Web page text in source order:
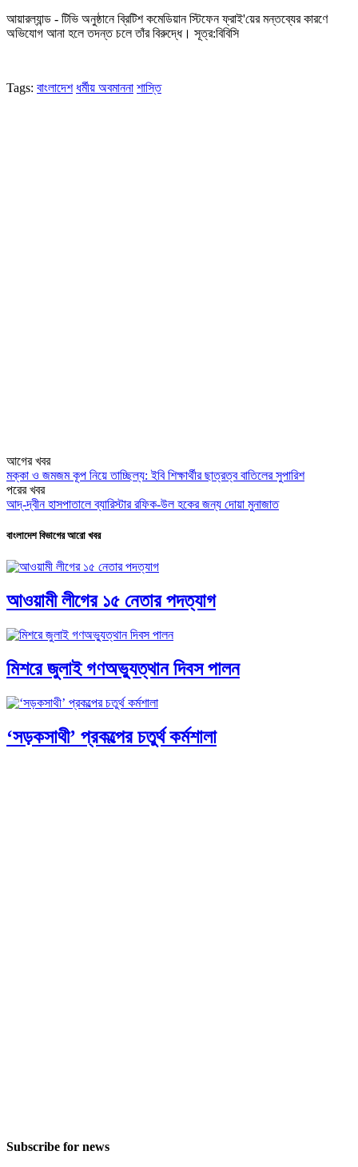
আয়ারল্যান্ড - টিভি অনুষ্ঠানে ব্রিটিশ কমেডিয়ান স্টিফেন ফ্রাই'য়ের মন্তব্যের কারণে
অভিযোগ আনা হলে তদন্ত চলে তাঁর বিরুদ্ধে। সূত্র:বিবিসি
Tags: বাংলাদেশ ধর্মীয় অবমাননা শাস্তি
আগের খবর
মক্কা ও জমজম কূপ নিয়ে তাচ্ছিল্য: ইবি শিক্ষার্থীর ছাত্রত্ব বাতিলের সুপারিশ
পরের খবর
আদ্-দ্বীন হাসপাতালে ব্যারিস্টার রফিক-উল হকের জন্য দোয়া মুনাজাত
বাংলাদেশ বিভাগের আরো খবর
আওয়ামী লীগের ১৫ নেতার পদত্যাগ
মিশরে জুলাই গণঅভ্যুত্থান দিবস পালন
‘সড়কসাথী’ প্রকল্পের চতুর্থ কর্মশালা
Subscribe for news